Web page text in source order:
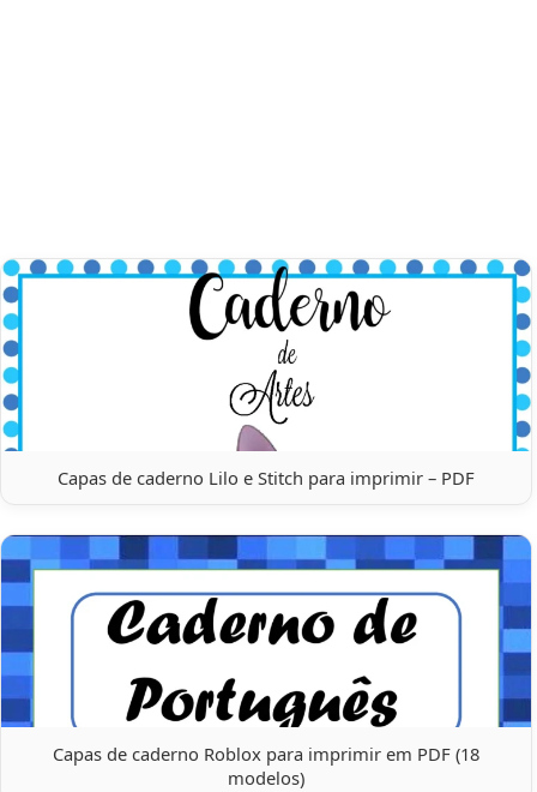
Capas de caderno Lilo e Stitch para imprimir – PDF
Capas de caderno Roblox para imprimir em PDF (18
modelos)